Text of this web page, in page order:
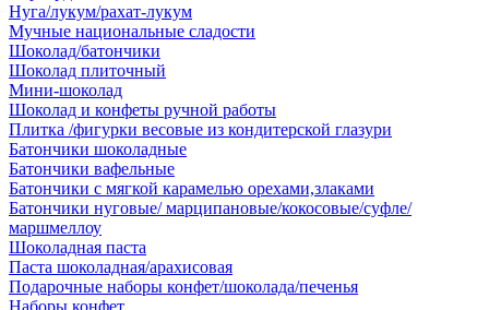
Нуга/лукум/рахат-лукум
Мучные национальные сладости
Шоколад/батончики
Шоколад плиточный
Мини-шоколад
Шоколад и конфеты ручной работы
Плитка /фигурки весовые из кондитерской глазури
Батончики шоколадные
Батончики вафельные
Батончики с мягкой карамелью орехами,злаками
Батончики нуговые/ марципановые/кокосовые/суфле/
маршмеллоу
Шоколадная паста
Паста шоколадная/арахисовая
Подарочные наборы конфет/шоколада/печенья
Наборы конфет